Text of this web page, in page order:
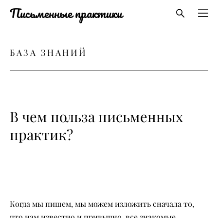
Письменные практики
БАЗА ЗНАНИЙ
В чем польза письменных
практик?
Когда мы пишем, мы можем изложить сначала то,